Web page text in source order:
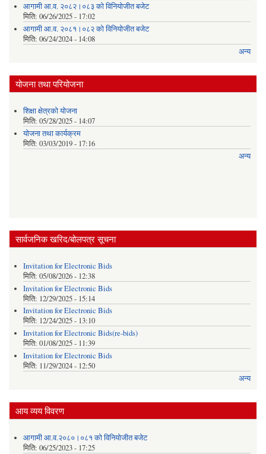
आगामी आ.व. २०८२।०८३ को विनियोजीत बजेट
मिति: 06/26/2025 - 17:02
आगामी आ.व. २०८१।०८२ को विनियोजीत बजेट
मिति: 06/24/2024 - 14:08
अन्य
योजना तथा परियोजना
शिक्षा क्षेत्रकाे याेजना
मिति: 05/28/2025 - 14:07
याेजना तथा कार्यक्रम
मिति: 03/03/2019 - 17:16
अन्य
सार्वजनिक खरिद/बोलपत्र सूचना
Invitation for Electronic Bids
मिति: 05/08/2026 - 12:38
Invitation for Electronic Bids
मिति: 12/29/2025 - 15:14
Invitation for Electronic Bids
मिति: 12/24/2025 - 13:10
Invitation for Electronic Bids(re-bids)
मिति: 01/08/2025 - 11:39
Invitation for Electronic Bids
मिति: 11/29/2024 - 12:50
अन्य
आय व्यय विवरण
आगामी आ.व.२०८०।०८१ को विनियोजीत बजेट
मिति: 06/25/2023 - 17:25